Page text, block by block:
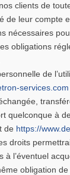
clients de
de leur compte
nécessaires
obligations
de
services.com
quelconque à
de https://
droits
à l’éventuel
obligation